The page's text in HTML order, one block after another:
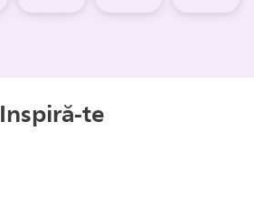
Inspiră-te